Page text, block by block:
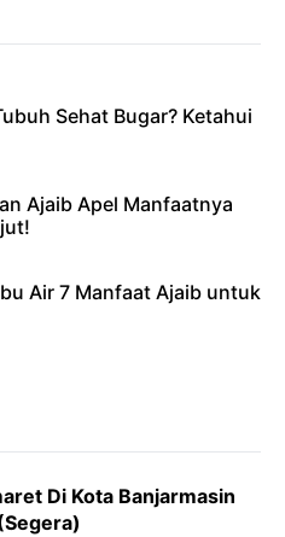
Sehat Bugar? Ketahui
Ajaib Apel Manfaatnya
Air 7 Manfaat Ajaib untuk
Di Kota Banjarmasin